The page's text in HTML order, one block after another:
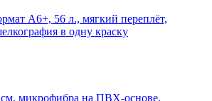
А6+, 56 л., мягкий переплёт,
в одну краску